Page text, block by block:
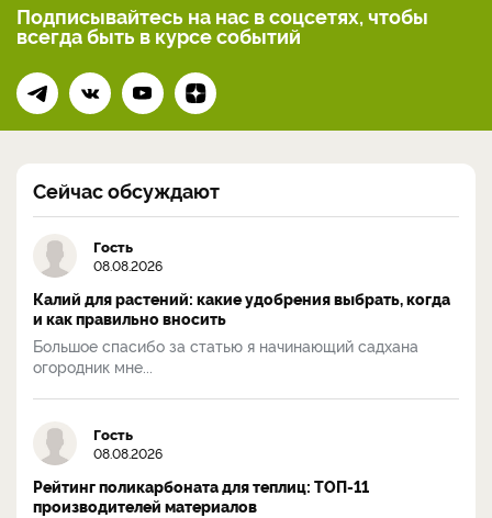
Подписывайтесь на нас в соцсетях, чтобы
всегдабыть в курсе событий
Сейчас обсуждают
Гость
08.08.2026
Калий для растений: какие удобрения выбрать, когда
и как правильно вносить
Большое спасибо за статью я начинающий садхана
огородник мне...
Гость
08.08.2026
Рейтинг поликарбоната для теплиц: ТОП-11
производителей материалов